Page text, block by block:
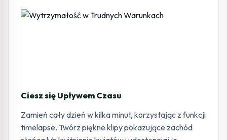
Ciesz się Upływem Czasu
Zamień cały dzień w kilka minut, korzystając z funkcji
timelapse. Twórz piękne klipy pokazujące zachód